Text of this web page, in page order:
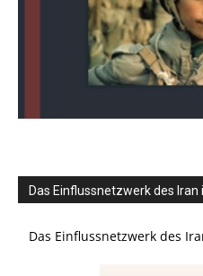
Das Einflussnetzwerk des
Das Einflussnetzwerk des